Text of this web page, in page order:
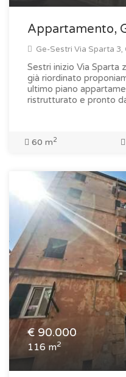
Appartamento,
Ge-Sestri Via Sparta 3,
Sestri inizio Via Sparta
già riordinato
ultimo piano
ristrutturato e pronto
60 m2
€ 90.000
116 m2